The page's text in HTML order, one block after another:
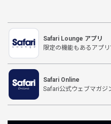
Safari Lounge アプリ
限定の機能もあるアプ
Safari Online
Safari公式ウェブマガジ